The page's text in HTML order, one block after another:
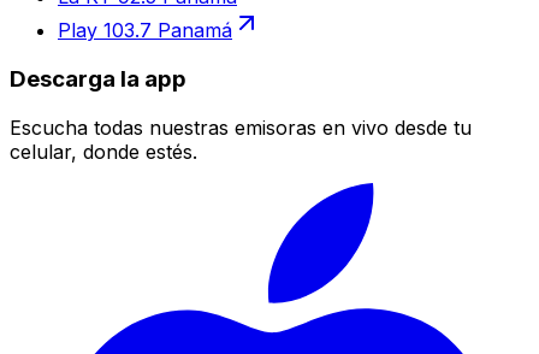
Play 103.7 Panamá
Descarga la app
Escucha todas nuestras emisoras en vivo desde tu
celular, donde estés.